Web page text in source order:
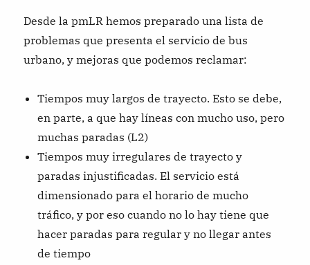
Desde la pmLR hemos preparado una lista de
problemas que presenta el servicio de bus
urbano, y mejoras que podemos reclamar:
Tiempos muy largos de trayecto. Esto se debe,
en parte, a que hay líneas con mucho uso, pero
muchas paradas (L2)
Tiempos muy irregulares de trayecto y
paradas injustificadas. El servicio está
dimensionado para el horario de mucho
tráfico, y por eso cuando no lo hay tiene que
hacer paradas para regular y no llegar antes
de tiempo